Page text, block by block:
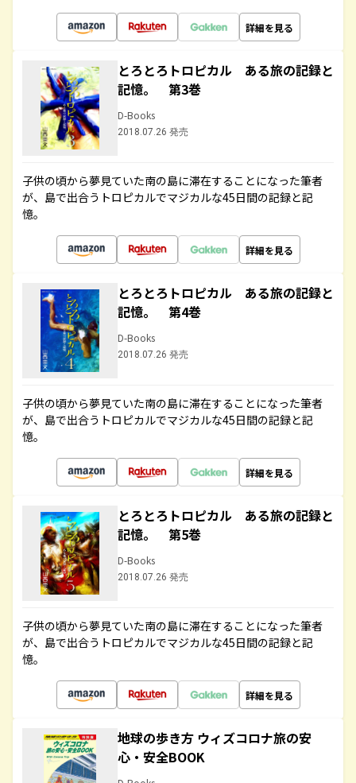
詳細を見る
とろとろトロピカル ある旅の記録と
記憶。 第3巻
D-Books
2018.07.26 発売
子供の頃から夢見ていた南の島に滞在することになった筆者
が、島で出合うトロピカルでマジカルな45日間の記録と記
憶。
詳細を見る
とろとろトロピカル ある旅の記録と
記憶。 第4巻
D-Books
2018.07.26 発売
子供の頃から夢見ていた南の島に滞在することになった筆者
が、島で出合うトロピカルでマジカルな45日間の記録と記
憶。
詳細を見る
とろとろトロピカル ある旅の記録と
記憶。 第5巻
D-Books
2018.07.26 発売
子供の頃から夢見ていた南の島に滞在することになった筆者
が、島で出合うトロピカルでマジカルな45日間の記録と記
憶。
詳細を見る
地球の歩き方 ウィズコロナ旅の安
心・安全BOOK